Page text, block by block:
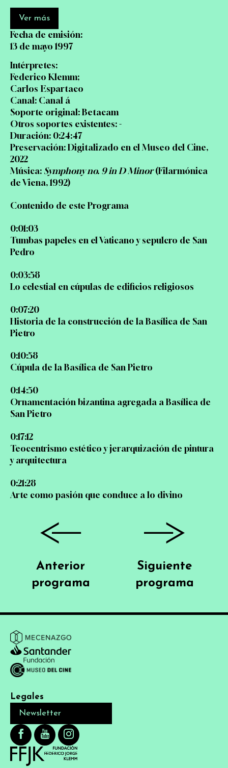
Fecha de emisión:
13 de mayo 1997
Intérpretes:
Federico Klemm;
Carlos Espartaco
Canal: Canal á
Soporte original: Betacam
Otros soportes existentes: -
Duración: 0:24:47
Preservación: Digitalizado en el Museo del Cine,
2022
Música: Symphony no. 9 in D Minor(Filarmónica
de Viena, 1992)
Contenido de este Programa
0:01:03
Tumbas papeles en el Vaticano y sepulcro de San
Pedro
0:03:58
Lo celestial en cúpulas de edificios religiosos
0:07:20
Historia de la construcción de la Basílica de San
Pietro
0:10:58
Cúpula de la Basílica de San Pietro
0:14:50
Ornamentación bizantina agregada a Basílica de
San Pietro
0:17:12
Teocentrismo estético y jerarquización de pintura
y arquitectura
0:21:28
Arte como pasión que conduce a lo divino
Ver más
Siguiente
programa
Anterior
programa
Legales
Newsletter